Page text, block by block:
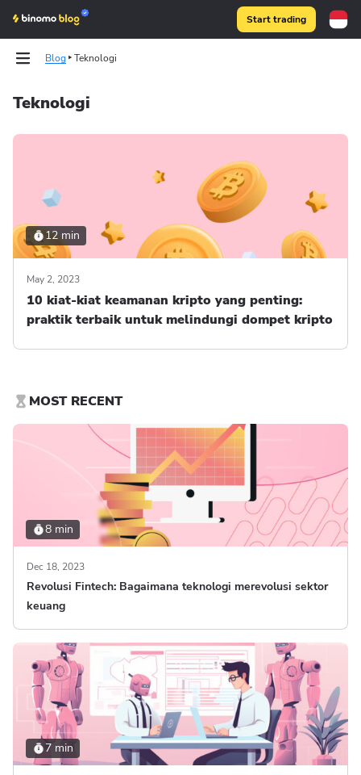
Start trading
Blog Teknologi
Teknologi
12 min
May 2, 2023
10 kiat-kiat keamanan kripto yang penting:
praktik terbaik untuk melindungi dompet kripto
MOST RECENT
8 min
Dec 18, 2023
Revolusi Fintech: Bagaimana teknologi merevolusi sektor
keuang
7 min